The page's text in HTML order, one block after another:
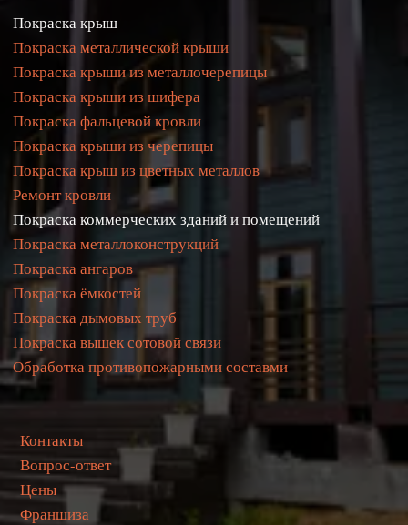
Покраска крыш
Покраска металлической крыши
Покраска крыши из металлочерепицы
Покраска крыши из шифера
Покраска фальцевой кровли
Покраска крыши из черепицы
Покраска крыш из цветных металлов
Ремонт кровли
Покраска коммерческих зданий и помещений
Покраска металлоконструкций
Покраска ангаров
Покраска ёмкостей
Покраска дымовых труб
Покраска вышек сотовой связи
Обработка противопожарными составми
  Контакты
Вопрос-ответ
  Цены
Франшиза